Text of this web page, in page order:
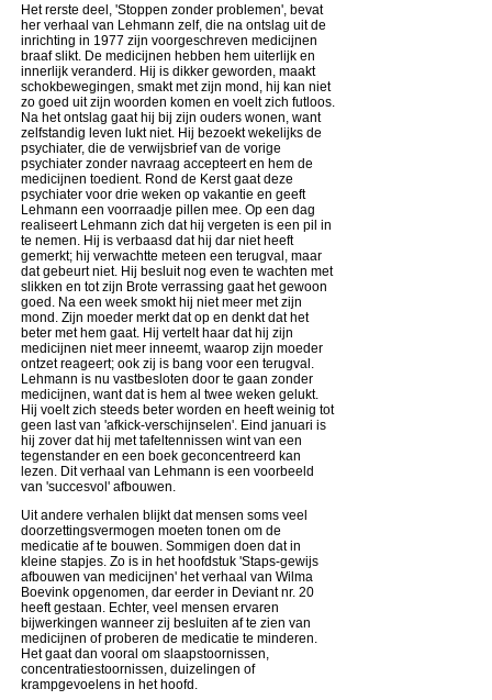
Het rerste deel, 'Stoppen zonder problemen', bevat
her verhaal van Lehmann zelf, die na ontslag uit de
inrichting in 1977 zijn voorgeschreven medicijnen
braaf slikt. De medicijnen hebben hem uiterlijk en
innerlijk veranderd. Hij is dikker geworden, maakt
schokbewegingen, smakt met zijn mond, hij kan niet
zo goed uit zijn woorden komen en voelt zich futloos.
Na het ontslag gaat hij bij zijn ouders wonen, want
zelfstandig leven lukt niet. Hij bezoekt wekelijks de
psychiater, die de verwijsbrief van de vorige
psychiater zonder navraag accepteert en hem de
medicijnen toedient. Rond de Kerst gaat deze
psychiater voor drie weken op vakantie en geeft
Lehmann een voorraadje pillen mee. Op een dag
realiseert Lehmann zich dat hij vergeten is een pil in
te nemen. Hij is verbaasd dat hij dar niet heeft
gemerkt; hij verwachtte meteen een terugval, maar
dat gebeurt niet. Hij besluit nog even te wachten met
slikken en tot zijn Brote verrassing gaat het gewoon
goed. Na een week smokt hij niet meer met zijn
mond. Zijn moeder merkt dat op en denkt dat het
beter met hem gaat. Hij vertelt haar dat hij zijn
medicijnen niet meer inneemt, waarop zijn moeder
ontzet reageert; ook zij is bang voor een terugval.
Lehmann is nu vastbesloten door te gaan zonder
medicijnen, want dat is hem al twee weken gelukt.
Hij voelt zich steeds beter worden en heeft weinig tot
geen last van 'afkick-verschijnselen'. Eind januari is
hij zover dat hij met tafeltennissen wint van een
tegenstander en een boek geconcentreerd kan
lezen. Dit verhaal van Lehmann is een voorbeeld
van 'succesvol' afbouwen.
Uit andere verhalen blijkt dat mensen soms veel
doorzettingsvermogen moeten tonen om de
medicatie af te bouwen. Sommigen doen dat in
kleine stapjes. Zo is in het hoofdstuk 'Staps-gewijs
afbouwen van medicijnen' het verhaal van Wilma
Boevink opgenomen, dar eerder in Deviant nr. 20
heeft gestaan. Echter, veel mensen ervaren
bijwerkingen wanneer zij besluiten af te zien van
medicijnen of proberen de medicatie te minderen.
Het gaat dan vooral om slaapstoornissen,
concentratiestoornissen, duizelingen of
krampgevoelens in het hoofd.